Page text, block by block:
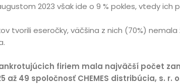
2023 však ide o 9 % pokles, vtedy ich
tvorili eseročky, väčšina z nich (70%)
firiem mala najväčší počet
až 49 spoločnosť CHEMES distribúcia, s. r.